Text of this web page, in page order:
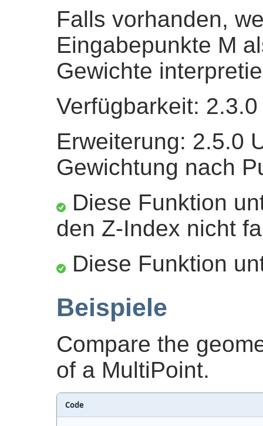
Falls vorhanden,
Eingabepunkte M
Gewichte
Verfügbarkeit: 2.3.0
Erweiterung: 2.5.0
Gewichtung nach
Diese Funktion
den Z-Index nicht
Diese Funktion
Beispiele
Compare the
of a MultiPoint.
Code